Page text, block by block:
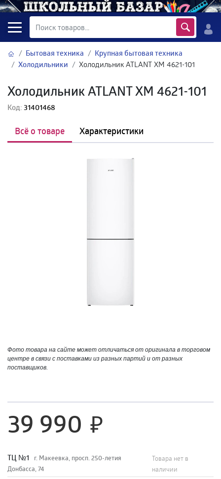
Бытовая техника
Крупная бытовая техника
Холодильники
Холодильник ATLANT ХМ 4621-101
Холодильник ATLANT ХМ 4621-101
Код:31401468
Всё о товаре Характеристики
Фото товара на сайте может отличаться от оригинала в торговом
центре в связи с поставками из разных партий и от разных
поставщиков.
39 990
TЦ №1
г. Макеевка, просп. 250-летия
Донбасса, 74
Товара нет в
наличии